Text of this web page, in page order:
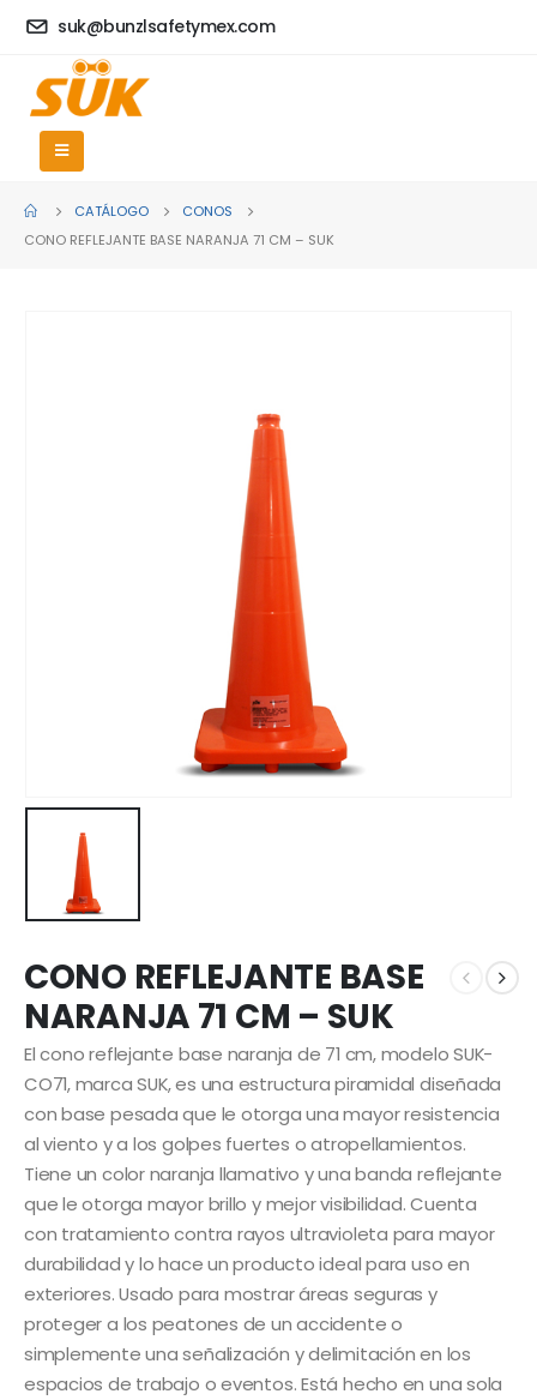
suk@bunzlsafetymex.com
CATÁLOGO
CONOS
CONO REFLEJANTE BASE NARANJA 71 CM – SUK
CONO REFLEJANTE BASE
NARANJA 71 CM – SUK
El cono reflejante base naranja de 71 cm, modelo SUK-
CO71, marca SUK, es una estructura piramidal diseñada
con base pesada que le otorga una mayor resistencia
al viento y a los golpes fuertes o atropellamientos.
Tiene un color naranja llamativo y una banda reflejante
que le otorga mayor brillo y mejor visibilidad. Cuenta
con tratamiento contra rayos ultravioleta para mayor
durabilidad y lo hace un producto ideal para uso en
exteriores. Usado para mostrar áreas seguras y
proteger a los peatones de un accidente o
simplemente una señalización y delimitación en los
espacios de trabajo o eventos. Está hecho en una sola